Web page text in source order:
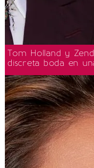
Tom Holland y
discreta boda en